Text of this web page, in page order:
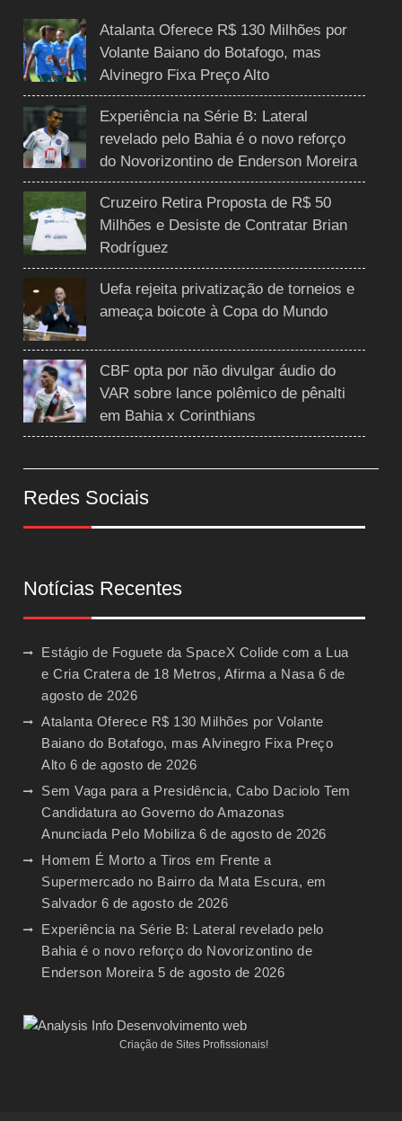
Atalanta Oferece R$ 130 Milhões por
Volante Baiano do Botafogo, mas
Alvinegro Fixa Preço Alto
Experiência na Série B: Lateral
revelado pelo Bahia é o novo reforço
do Novorizontino de Enderson Moreira
Cruzeiro Retira Proposta de R$ 50
Milhões e Desiste de Contratar Brian
Rodríguez
Uefa rejeita privatização de torneios e
ameaça boicote à Copa do Mundo
CBF opta por não divulgar áudio do
VAR sobre lance polêmico de pênalti
em Bahia x Corinthians
Redes Sociais
Notícias Recentes
Estágio de Foguete da SpaceX Colide com a Lua
e Cria Cratera de 18 Metros, Afirma a Nasa 6 de
agosto de 2026
Atalanta Oferece R$ 130 Milhões por Volante
Baiano do Botafogo, mas Alvinegro Fixa Preço
Alto 6 de agosto de 2026
Sem Vaga para a Presidência, Cabo Daciolo Tem
Candidatura ao Governo do Amazonas
Anunciada Pelo Mobiliza 6 de agosto de 2026
Homem É Morto a Tiros em Frente a
Supermercado no Bairro da Mata Escura, em
Salvador 6 de agosto de 2026
Experiência na Série B: Lateral revelado pelo
Bahia é o novo reforço do Novorizontino de
Enderson Moreira 5 de agosto de 2026
Criação de Sites Profissionais!